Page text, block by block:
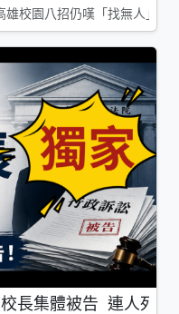
校園八招仍嘆「找無人」
長集體被告 連人死了